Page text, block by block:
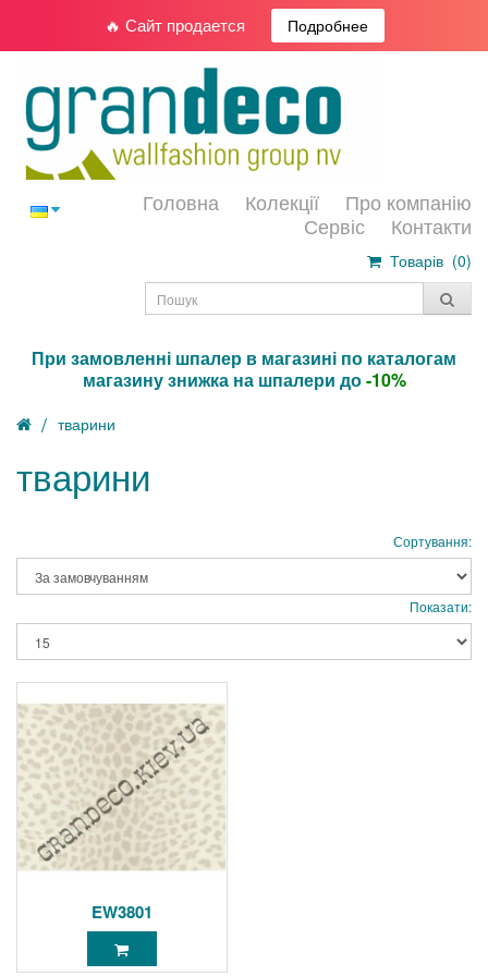
🔥 Сайт продается Подробнее
Головна Колекції
Про компанію
Сервіс
Контакти
Товарів (0)
При замовленні шпалер в магазині по каталогам
магазину знижка на шпалери до-10%
тварини
тварини
Сортування:
Показати:
EW3801